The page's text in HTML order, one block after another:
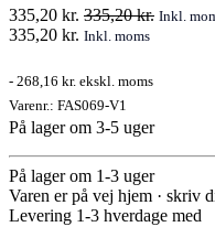
335,20 kr. 335,20kr. Inkl.
335,20 kr. Inkl. moms
- 268,16 kr. ekskl. moms
Varenr.: FAS069-V1
På lager om 3-5 uger
På lager om 1-3 uger
Varen er på vej hjem · skriv
Levering 1-3 hverdage med